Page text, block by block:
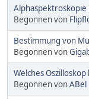
Begonnen von
Bestimmung von
Begonnen von
Welches Oszilloskop
Begonnen vonABel